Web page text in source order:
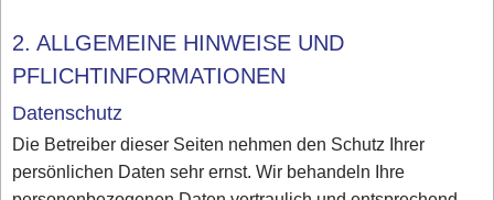
2. ALLGEMEINE HINWEISE UND
PFLICHTINFORMATIONEN
Datenschutz
Die Betreiber dieser Seiten nehmen den Schutz Ihrer
persönlichen Daten sehr ernst. Wir behandeln Ihre